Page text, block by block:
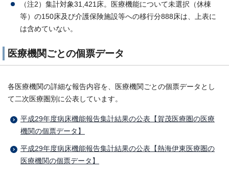
（注2）集計対象31,421床。医療機能について未選択（休棟
等）の150床及び介護保険施設等への移行分888床は、上表に
は含めていない。
医療機関ごとの個票データ
各医療機関の詳細な報告内容を、医療機関ごとの個票データとし
て二次医療圏別に公表しています。
平成29年度病床機能報告集計結果の公表【賀茂医療圏の医療
機関の個票データ】
平成29年度病床機能報告集計結果の公表【熱海伊東医療圏の
医療機関の個票データ】